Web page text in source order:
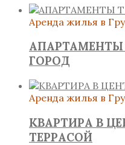
Аренда жилья в
ГОРОД
Аренда жилья в
КВАРТИРА В
ТЕРРАСОЙ